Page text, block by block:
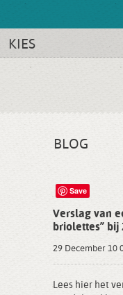
KIES
BLOG
Save
Verslag van
briolettes” bij
29 December 10
Lees hier het